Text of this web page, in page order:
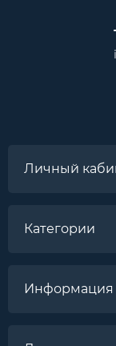
Личный
Категории
Информация